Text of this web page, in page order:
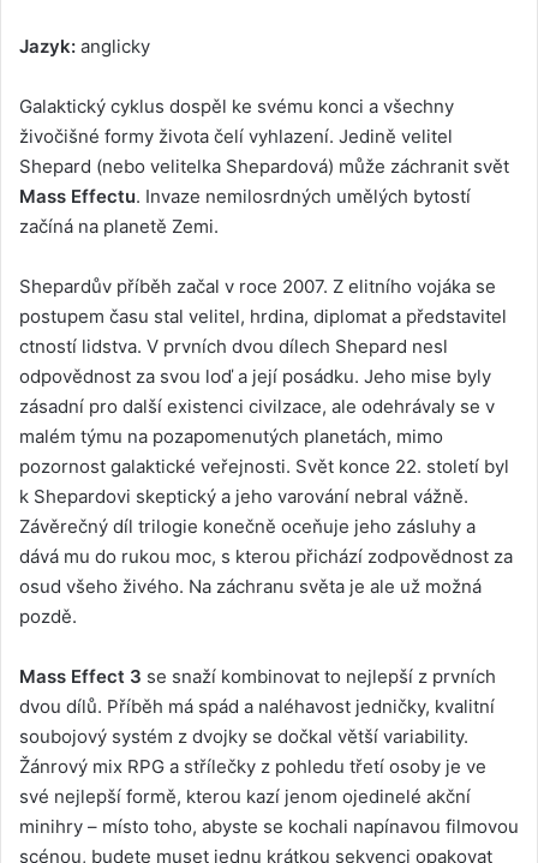
Jazyk: anglicky
Galaktický cyklus dospěl ke svému konci a všechny
živočišné formy života čelí vyhlazení. Jedině velitel
Shepard (nebo velitelka Shepardová) může záchranit svět
Mass Effectu. Invaze nemilosrdných umělých bytostí
začíná na planetě Zemi.
Shepardův příběh začal v roce 2007. Z elitního vojáka se
postupem času stal velitel, hrdina, diplomat a představitel
ctností lidstva. V prvních dvou dílech Shepard nesl
odpovědnost za svou loď a její posádku. Jeho mise byly
zásadní pro další existenci civilzace, ale odehrávaly se v
malém týmu na pozapomenutých planetách, mimo
pozornost galaktické veřejnosti. Svět konce 22. století byl
k Shepardovi skeptický a jeho varování nebral vážně.
Závěrečný díl trilogie konečně oceňuje jeho zásluhy a
dává mu do rukou moc, s kterou přichází zodpovědnost za
osud všeho živého. Na záchranu světa je ale už možná
pozdě.
Mass Effect 3 se snaží kombinovat to nejlepší z prvních
dvou dílů. Příběh má spád a naléhavost jedničky, kvalitní
soubojový systém z dvojky se dočkal větší variability.
Žánrový mix RPG a střílečky z pohledu třetí osoby je ve
své nejlepší formě, kterou kazí jenom ojedinelé akční
minihry – místo toho, abyste se kochali napínavou filmovou
scénou, budete muset jednu krátkou sekvenci opakovat